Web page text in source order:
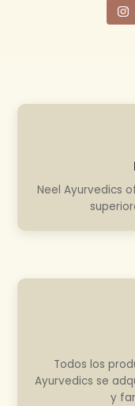
Neel Ayurvedics
Todos los
Ayurvedics se
y